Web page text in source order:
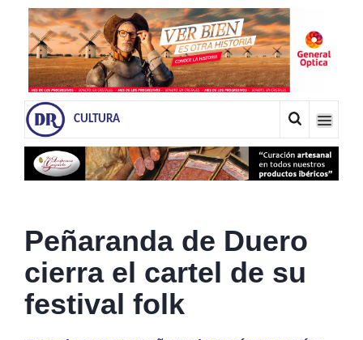
CULTURA
Peñaranda de Duero
cierra el cartel de su
festival folk